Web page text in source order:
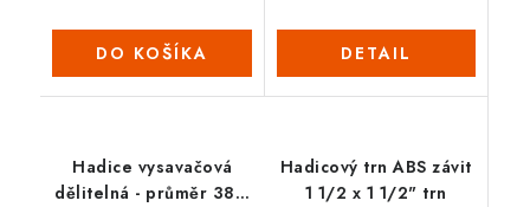
DO KOŠÍKA DETAIL
Hadice vysavačová
dělitelná - průměr 38 /
Hadicový trn ABS závit
1 1/2 x 1 1/2" trn